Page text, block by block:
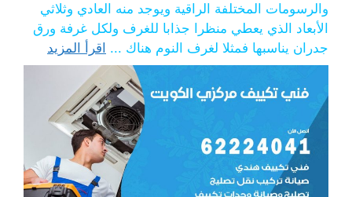
والرسومات المختلفة الراقية ويوجد منه العادي وثلاثي
الأبعاد الذي يعطي منظرا جذابا للغرف ولكل غرفة ورق
جدران يناسبها فمثلا لغرف النوم هناك ... اقرأ المزيد